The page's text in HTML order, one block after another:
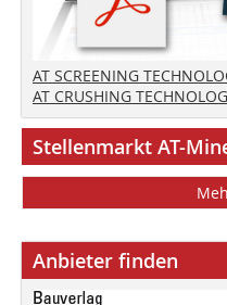
AT SCREENING
AT CRUSHING
Stellenmarkt AT-
Anbieter finden